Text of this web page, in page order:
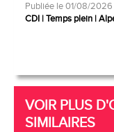
Publiée le 01/08/2026
CDI Temps plein
VOIR PLUS
SIMILAIRES